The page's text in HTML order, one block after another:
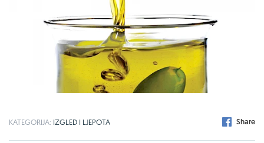
KATEGORIJA: IZGLED I LJEPOTA Share